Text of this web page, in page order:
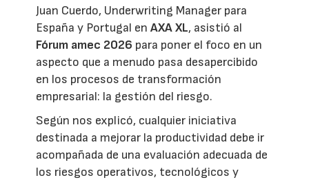
Juan Cuerdo, Underwriting Manager para
España y Portugal enAXA XL, asistió al
Fórum amec 2026 para poner el foco en un
aspecto que a menudo pasa desapercibido
en los procesos de transformación
empresarial: la gestión del riesgo.
Según nos explicó, cualquier iniciativa
destinada a mejorar la productividad debe ir
acompañada de una evaluación adecuada de
los riesgos operativos, tecnológicos y